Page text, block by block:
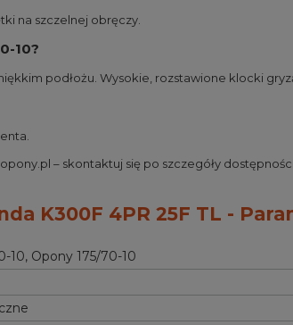
na szczelnej obręczy.
10?
podłożu. Wysokie, rozstawione klocki
– skontaktuj się po szczegóły dostępności
K300F 4PR 25F TL -
10, Opony 175/70-10